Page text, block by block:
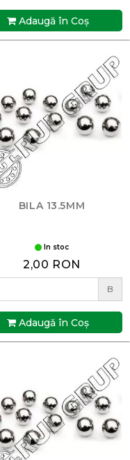
Adaugă în Coş
BILA 13.5MM
In stoc
2,00 RON
B
Adaugă în Coş